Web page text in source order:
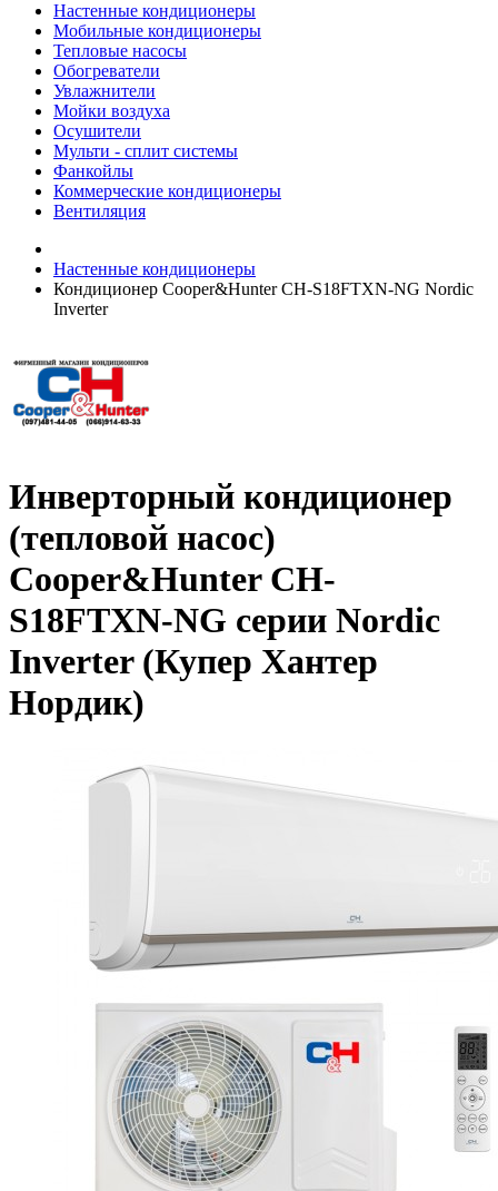
Настенные кондиционеры
Мобильные кондиционеры
Тепловые насосы
Обогреватели
Увлажнители
Мойки воздуха
Осушители
Мульти - сплит системы
Фанкойлы
Коммерческие кондиционеры
Вентиляция
Настенные кондиционеры
Кондиционер Cooper&Hunter CH-S18FTXN-NG Nordic
Inverter
Инверторный кондиционер
(тепловой насос)
Cooper&Hunter CH-
S18FTXN-NG серии Nordic
Inverter (Купер Хантер
Нордик)